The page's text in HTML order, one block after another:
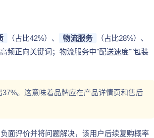
（占比42%）、 物流服务
（占比28%）、
频正向关键词；物流服务中"配送速度""包装
37%。这意味着品牌应在产品详情页和售后
面评价并将问题解决，该用户后续复购概率